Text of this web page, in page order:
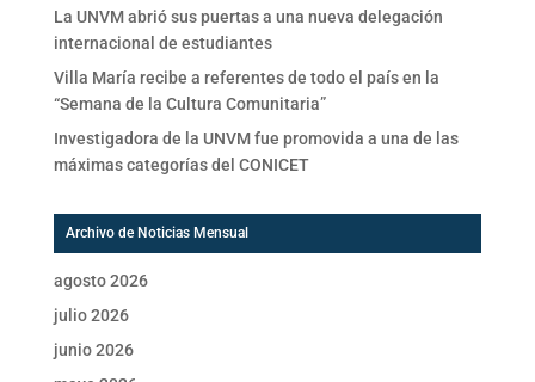
La UNVM abrió sus puertas a una nueva delegación
internacional de estudiantes
Villa María recibe a referentes de todo el país en la
“Semana de la Cultura Comunitaria”
Investigadora de la UNVM fue promovida a una de las
máximas categorías del CONICET
Archivo de Noticias Mensual
agosto 2026
julio 2026
junio 2026